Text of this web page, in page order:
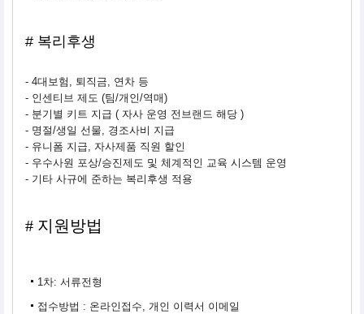
# 복리후생
- 4대보험, 퇴직금, 연차 등
- 인센티브 제도 (팀/개인/역매)
- 분기별 키트 지급 ( 자사 운영 전브랜드 해당 )
- 명절/생일 선물, 경조사비 지급
- 유니폼 지급, 자사제품 직원 할인
- 우수사원 포상/승진제도 및 체계적인 교육 시스템 운영
- 기타 사규에 준하는 복리후생 적용
# 지원방법
1차: 서류전형
접수방법 : 온라인접수, 개인 이력서 이메일